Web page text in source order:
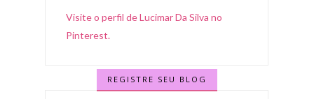
Visite o perfil de Lucimar Da Silva no
Pinterest.
REGISTRE SEU BLOG